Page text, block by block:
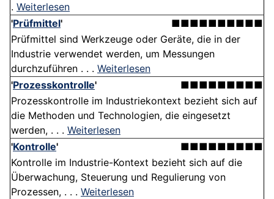
. Weiterlesen
'Prüfmittel'
■■■■■■■■■■
Prüfmittel sind Werkzeuge oder Geräte, die in der
Industrie verwendet werden, um Messungen
durchzuführen . . . Weiterlesen
'Prozesskontrolle'
■■■■■■■■■
Prozesskontrolle im Industriekontext bezieht sich auf
die Methoden und Technologien, die eingesetzt
werden, . . . Weiterlesen
'Kontrolle'
■■■■■■■■■
Kontrolle im Industrie-Kontext bezieht sich auf die
Überwachung, Steuerung und Regulierung von
Prozessen, . . . Weiterlesen